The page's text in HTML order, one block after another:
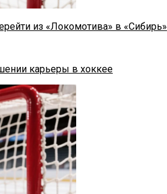
из «Локомотива» в «Сибирь»
карьеры в хоккее